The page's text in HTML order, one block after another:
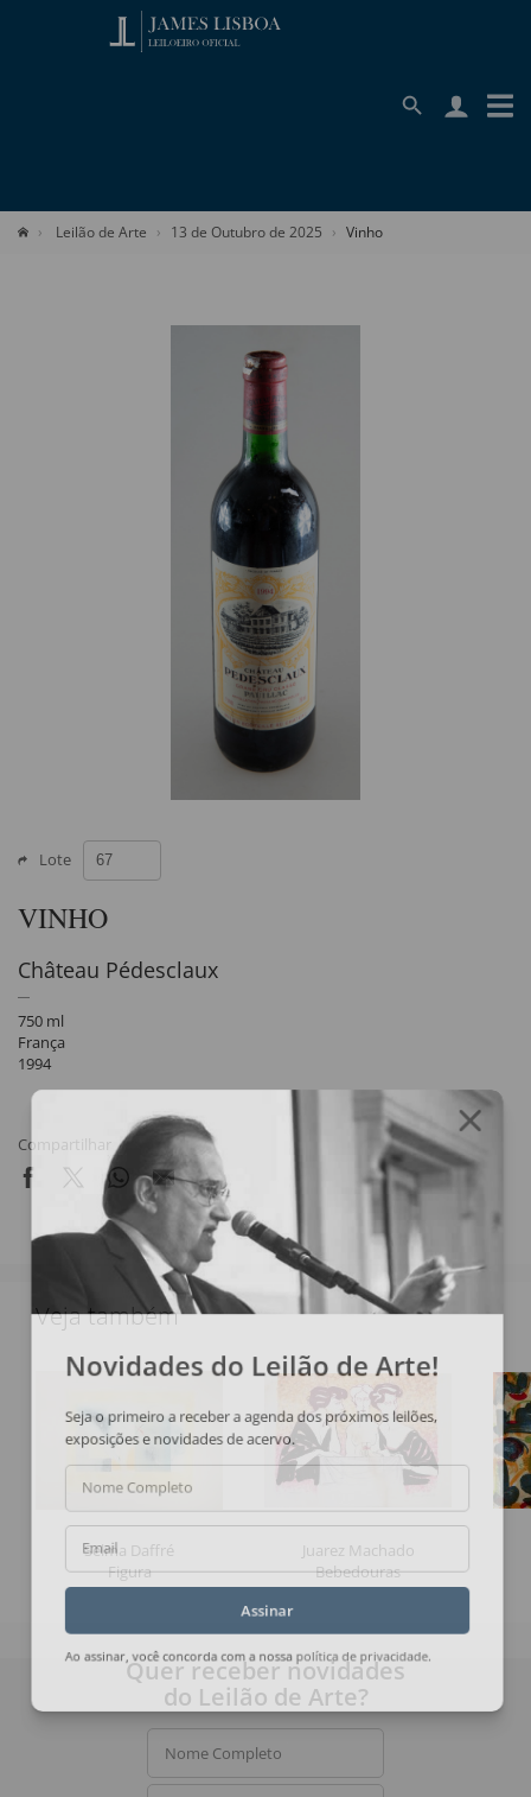
Leilão de Arte 13 de Outubro de 2025 Vinho
Lote
VINHO
Château Pédesclaux
750 ml
França
1994
Compartilhar
Veja também
Selma Daffré
Figura
Juarez Machado
Bebedouras
Novidades do Leilão de Arte!
Seja o primeiro a receber a agenda dos próximos leilões,
exposições e novidades de acervo.
Nome Completo
Email
Assinar
Ao assinar, você concorda com a nossapolítica de privacidade
Quer receber novidades
do Leilão de Arte?
Nome Completo